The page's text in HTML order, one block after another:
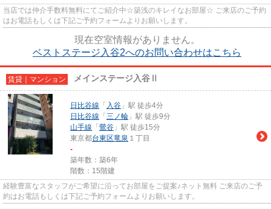
当店では仲介手数料無料にてご紹介中☆築浅のキレイなお部屋☆ ご来店のご予約
はお電話もしくは下記ご予約フォームよりお願いします。
現在空室情報がありません。
ベストステージ入谷2へのお問い合わせはこちら
賃貸｜マンション メインステージ入谷Ⅱ
日比谷線 「 入谷 」駅 徒歩4分
日比谷線 「 三ノ輪 」駅 徒歩9分
山手線 「 鶯谷 」駅 徒歩15分
東京都台東区竜泉 １丁目
-
築年数：築6年
階数：15階建
経験豊富なスタッフがご希望に沿ってお部屋をご提案♪ネット無料 ご来店のご予
約はお電話もしくは下記ご予約フォームよりお願いします。